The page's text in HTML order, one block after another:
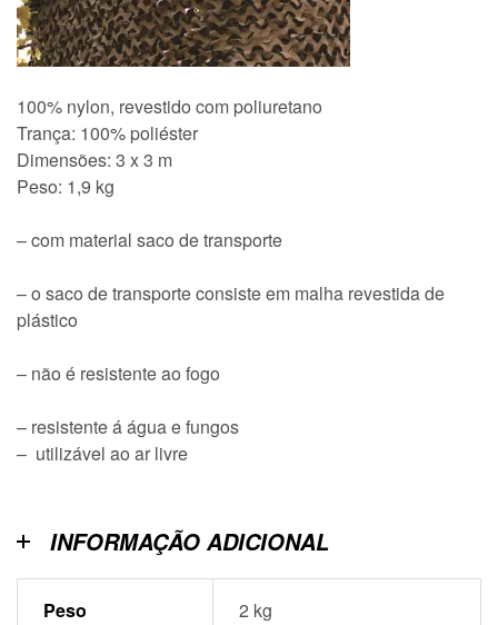
100% nylon, revestido com poliuretano
Trança: 100% poliéster
Dimensões: 3 x 3 m
Peso: 1,9 kg
– com material saco de transporte
– o saco de transporte consiste em malha revestida de
plástico
– não é resistente ao fogo
– resistente á água e fungos
– utilizável ao ar livre
INFORMAÇÃO ADICIONAL
Peso 2 kg